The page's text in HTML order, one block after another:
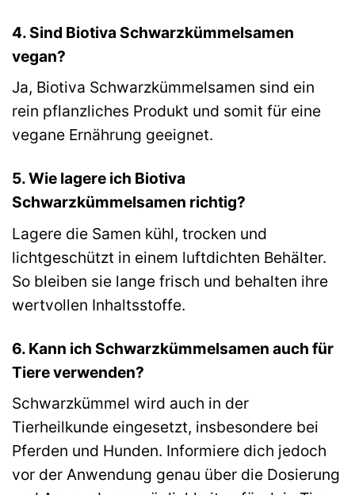
4. Sind Biotiva Schwarzkümmelsamen
vegan?
Ja, Biotiva Schwarzkümmelsamen sind ein
rein pflanzliches Produkt und somit für eine
vegane Ernährung geeignet.
5. Wie lagere ich Biotiva
Schwarzkümmelsamen richtig?
Lagere die Samen kühl, trocken und
lichtgeschützt in einem luftdichten Behälter.
So bleiben sie lange frisch und behalten ihre
wertvollen Inhaltsstoffe.
6. Kann ich Schwarzkümmelsamen auch für
Tiere verwenden?
Schwarzkümmel wird auch in der
Tierheilkunde eingesetzt, insbesondere bei
Pferden und Hunden. Informiere dich jedoch
vor der Anwendung genau über die Dosierung